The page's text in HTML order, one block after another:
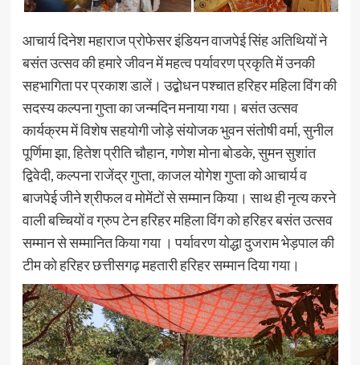
आचार्य दिनेश महाराज प्रोफेसर इंडियन वाजपेई सिंह अतिथियों ने
बसंत उत्सव की हमारे जीवन में महत्व पर्यावरण प्रकृति में उनकी
सहभागिता पर प्रकाश डालें। उद्बोधन पश्चात हरिहर महिला विंग की
सदस्य कल्पना गुप्ता का जन्मदिन मनाया गया। बसंत उत्सव
कार्यक्रम में विशेष सहयोगी जोड़े संयोजक भुवन संतोषी वर्मा, सुनील
पूर्णिमा झा, हितेश प्रीति चौहान, गणेश मोना बोडके, सुमन सुशांत
द्विवेदी, कल्पना राजेंद्र गुप्ता, काजल योगेश गुप्ता को आचार्य व
बाजपेई जीने श्रीफल व मोमेंटों से सम्मान किया। साथ ही नृत्य करने
वाली बच्चियों व ग्रुप टेन हरिहर महिला विंग को हरिहर बसंत उत्सव
सम्मान से सम्मानित किया गया । पर्यावरण योद्धा दुजराम भेड़पाल की
टीम को हरिहर छत्तीसगढ़ महतारी हरिहर सम्मान दिया गया।